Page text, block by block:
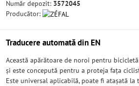
Număr depozit: 3572045
Producător:
Traducere automată din EN
Această apărătoare de noroi pentru
și este concepută pentru a proteja fața
Este universal aplicabilă, poate fi atașată